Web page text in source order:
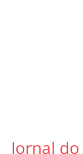
Jornal do